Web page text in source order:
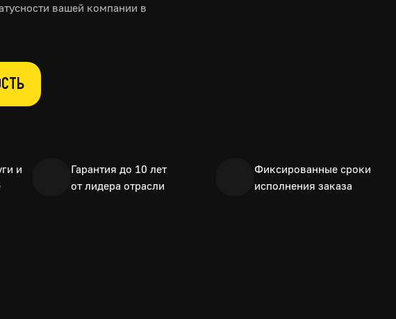
вашей компании в
и
Гарантия до 10 лет
от лидера отрасли
Фиксированные сроки
исполнения заказа